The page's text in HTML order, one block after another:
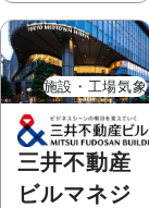
施設・工場気象
三井不動産
ビルマネジ